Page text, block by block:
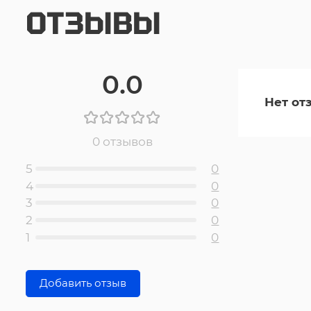
ОТЗЫВЫ
0.0
0 отзывов
5
0
4
0
3
0
2
0
1
0
Добавить отзыв
Нет